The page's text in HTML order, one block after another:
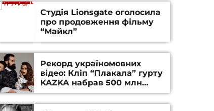
Студія Lionsgate оголосила
про продовження фільму
“Майкл”
Рекорд україномовних
відео: Кліп “Плакала” гурту
KAZKA набрав 500 млн
переглядів на YouTube